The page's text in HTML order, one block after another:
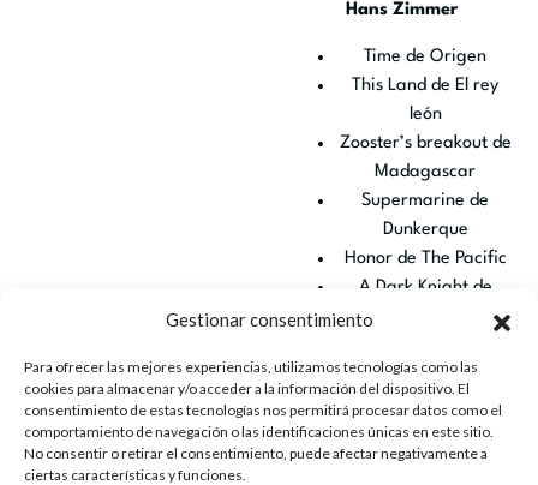
Gestionar consentimiento
Para ofrecer las mejores experiencias, utilizamos tecnologías como las
cookies para almacenar y/o acceder a la información del dispositivo. El
consentimiento de estas tecnologías nos permitirá procesar datos como el
comportamiento de navegación o las identificaciones únicas en este sitio.
No consentir o retirar el consentimiento, puede afectar negativamente a
ciertas características y funciones.
Hans Zimmer
Time de Origen
This Land de El rey
león
Zooster’s breakout de
Madagascar
Supermarine de
Dunkerque
Honor de The Pacific
A Dark Knight de
Batman, el caballero
Suite de Wonder
Woman
Cornfield Chase de
Interstellar